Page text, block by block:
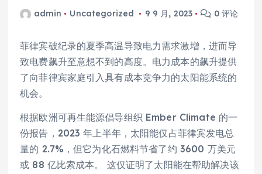
admin Uncategorized 9 9 月, 2023 0 评论
菲律宾破纪录的夏季高温导致电力需求激增，进而导
致电费飙升至意想不到的高度。电力成本的飙升提供
了向菲律宾家庭引入具有成本竞争力的太阳能系统的
机会。
根据欧洲可再生能源倡导组织 Ember Climate 的一
份报告，2023 年上半年，太阳能仅占菲律宾发电总
量的 2.7%，但它为化石燃料节省了约 3600 万美元
或 88 亿比索成本。 这仅证明了太阳能在帮助解决该